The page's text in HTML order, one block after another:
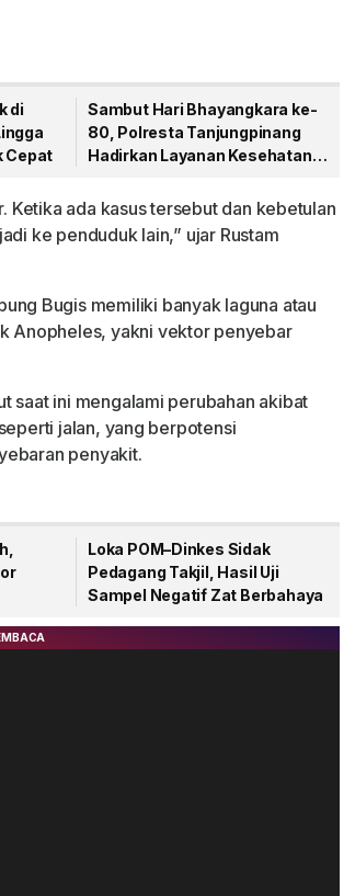
di
Cepat
Sambut Hari Bhayangkara ke-
80, Polresta Tanjungpinang
Hadirkan Layanan Kesehatan
Ketika ada kasus tersebut dan kebetulan
ke penduduk lain,” ujar Rustam
Bugis memiliki banyak laguna atau
Anopheles, yakni vektor penyebar
saat ini mengalami perubahan akibat
jalan, yang berpotensi
penyakit.
Loka POM–Dinkes Sidak
Pedagang Takjil, Hasil Uji
Sampel Negatif Zat Berbahaya